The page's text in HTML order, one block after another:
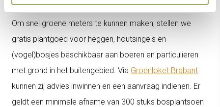
Gratis plantgoed via Brabant Behaagt
Om snel groene meters te kunnen maken, stellen we
gratis plantgoed voor heggen, houtsingels en
(vogel)bosjes beschikbaar aan boeren en particulieren
met grond in het buitengebied. Via Groenloket Brabant
kunnen zij advies inwinnen en een aanvraag indienen. Er
geldt een minimale afname van 300 stuks bosplantsoen